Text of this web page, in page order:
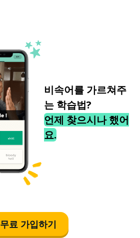
비속어를 가르쳐주
는 학습법?
언제 찾으시나 했어
요.
무료 가입하기